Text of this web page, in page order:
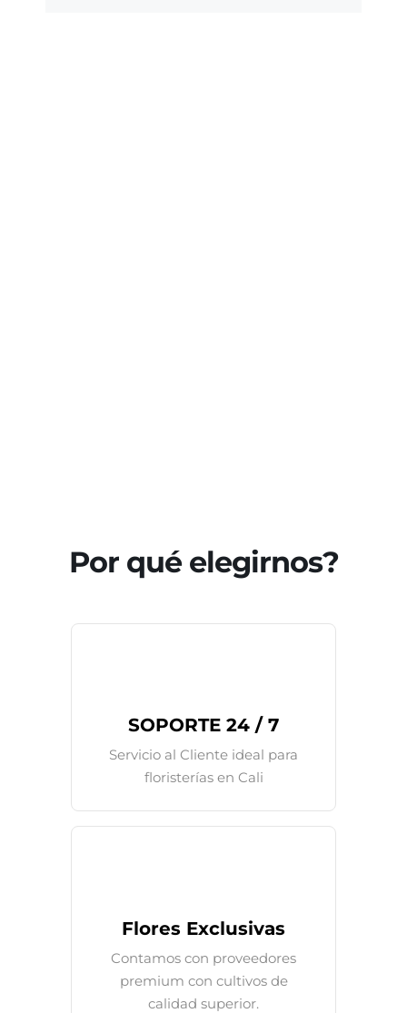
Por qué elegirnos?
SOPORTE 24 / 7
Servicio al Cliente ideal para
floristerías en Cali
Flores Exclusivas
Contamos con proveedores
premium con cultivos de
calidad superior.